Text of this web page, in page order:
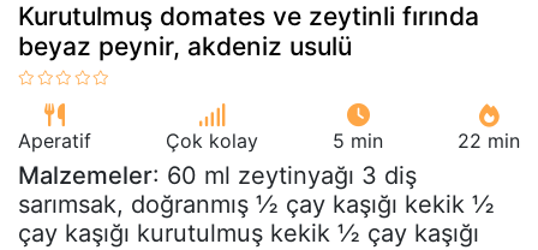
Kurutulmuş domates ve zeytinli fırında
beyaz peynir, akdeniz usulü
Aperatif Çok kolay 5 min 22 min
Malzemeler: 60 ml zeytinyağı 3 diş
sarımsak, doğranmış ½ çay kaşığı kekik ½
çay kaşığı kurutulmuş kekik ½ çay kaşığı